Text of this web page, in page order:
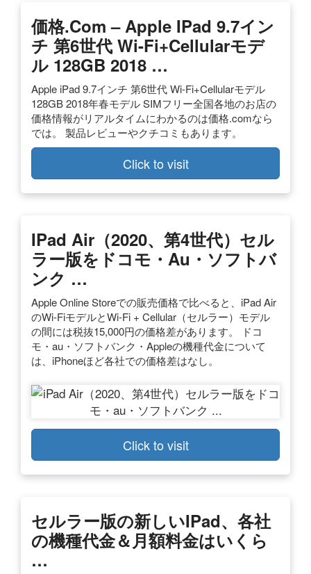
価格.com – Apple IPad 9.7イン
チ 第6世代 Wi-Fi+Cellularモデ
ル 128GB 2018 …
Apple iPad 9.7インチ 第6世代 Wi-Fi+Cellularモデル
128GB 2018年春モデル SIMフリー全国各地のお店の
価格情報がリアルタイムにわかるのは価格.comなら
では。 製品レビューやクチコミもあります。
Click to visit
IPad Air（2020、第4世代）セル
ラー版をドコモ・au・ソフトバ
ンク …
Apple Online Storeでの販売価格で比べると、iPad Air
のWi-FiモデルとWi-Fi + Cellular（セルラー）モデル
の間には税抜15,000円の価格差があります。 ドコ
モ・au・ソフトバンク・Appleの機種代金について
は、iPhoneほど各社での価格差はなし。
Click to visit
セルラー版の新しいiPad、各社
の機種代金＆月額料金はいくら
…